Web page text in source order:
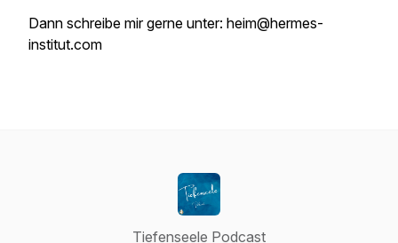
Dann schreibe mir gerne unter: heim@hermes-
institut.com
Tiefenseele Podcast